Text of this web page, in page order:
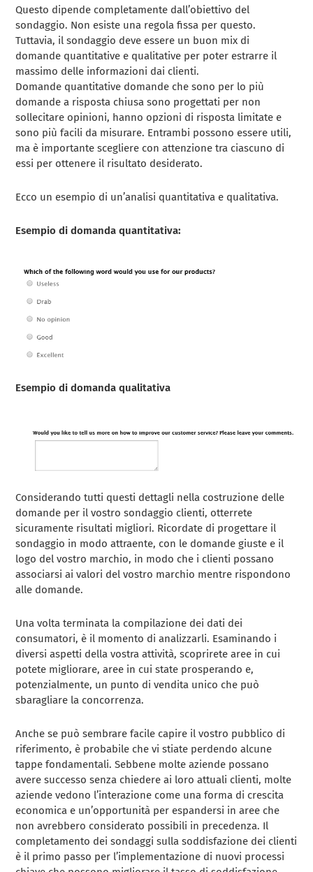
Questo dipende completamente dall’obiettivo del
sondaggio. Non esiste una regola fissa per questo.
Tuttavia, il sondaggio deve essere un buon mix di
domande quantitative e qualitative per poter estrarre il
massimo delle informazioni dai clienti.
Domande quantitative domande che sono per lo più
domande a risposta chiusasono progettati per non
sollecitare opinioni, hanno opzioni di risposta limitate e
sono più facili da misurare. Entrambi possono essere utili,
ma è importante scegliere con attenzione tra ciascuno di
essi per ottenere il risultato desiderato.
Ecco un esempio di un’analisi quantitativa e qualitativa.
Esempio di domanda quantitativa:
Esempio di domanda qualitativa
Considerando tutti questi dettagli nella costruzione delle
domande per il vostro sondaggio clienti, otterrete
sicuramente risultati migliori. Ricordate di progettare il
sondaggio in modo attraente, con le domande giuste e il
logo del vostro marchio, in modo che i clienti possano
associarsi ai valori del vostro marchio mentre rispondono
alle domande.
Una volta terminata la compilazione dei dati dei
consumatori, è il momento di analizzarli. Esaminando i
diversi aspetti della vostra attività, scoprirete aree in cui
potete migliorare, aree in cui state prosperando e,
potenzialmente, un punto di vendita unico che può
sbaragliare la concorrenza.
Anche se può sembrare facile capire il vostro pubblico di
riferimento, è probabile che vi stiate perdendo alcune
tappe fondamentali. Sebbene molte aziende possano
avere successo senza chiedere ai loro attuali clienti, molte
aziende vedono l’interazione come una forma di crescita
economica e un’opportunità per espandersi in aree che
non avrebbero considerato possibili in precedenza. Il
completamento dei sondaggi sulla soddisfazione dei clienti
è il primo passo per l’implementazione di nuovi processi